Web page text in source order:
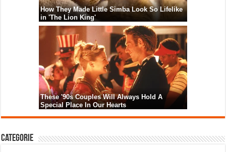
Categorie